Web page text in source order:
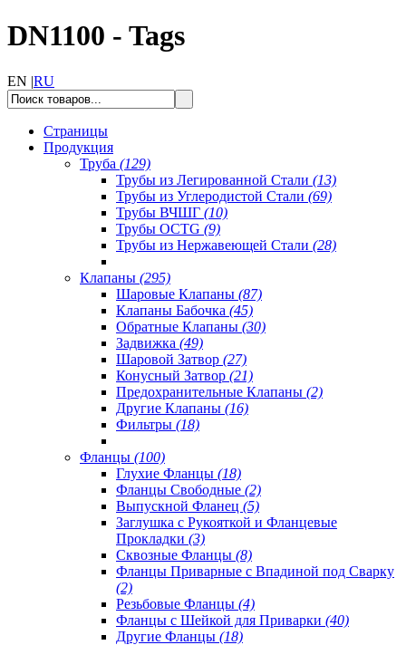
DN1100 - Tags
EN |RU
Страницы
Продукция
Труба (129)
Трубы из Легированной Стали (13)
Трубы из Углеродистой Стали (69)
Трубы ВЧШГ (10)
Трубы OCTG (9)
Трубы из Нержавеющей Стали (28)
Клапаны (295)
Шаровые Клапаны (87)
Клапаны Бабочка (45)
Обратные Клапаны (30)
Задвижка (49)
Шаровой Затвор (27)
Конусный Затвор (21)
Предохранительные Клапаны (2)
Другие Клапаны (16)
Фильтры (18)
Фланцы (100)
Глухие Фланцы (18)
Фланцы Свободные (2)
Выпускной Фланец (5)
Заглушка с Рукояткой и Фланцевые
Прокладки (3)
Сквозные Фланцы (8)
Фланцы Приварные с Впадиной под Сварку
(2)
Резьбовые Фланцы (4)
Фланцы с Шейкой для Приварки (40)
Другие Фланцы (18)